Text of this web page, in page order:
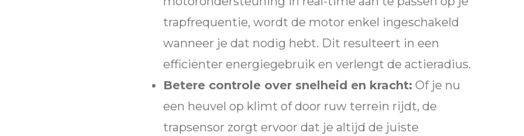
trapfrequentie, wordt de motor enkel ingeschakeld
wanneer je dat nodig hebt. Dit resulteert in een
efficiënter energiegebruik en verlengt de actieradius.
Betere controle over snelheid en kracht: Of je nu
een heuvel op klimt of door ruw terrein rijdt, de
trapsensor zorgt ervoor dat je altijd de juiste